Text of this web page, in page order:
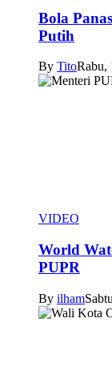
Bola
Putih
By TitoRabu,
VIDEO
World
PUPR
By ilham